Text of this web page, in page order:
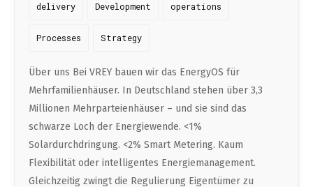
delivery Development operations
Processes Strategy
Über uns Bei VREY bauen wir das EnergyOS für
Mehrfamilienhäuser. In Deutschland stehen über 3,3
Millionen Mehrparteienhäuser – und sie sind das
schwarze Loch der Energiewende. <1%
Solardurchdringung. <2% Smart Metering. Kaum
Flexibilität oder intelligentes Energiemanagement.
Gleichzeitig zwingt die Regulierung Eigentümer zu